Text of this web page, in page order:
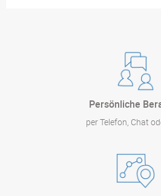
Persönliche
per Telefon, Chat